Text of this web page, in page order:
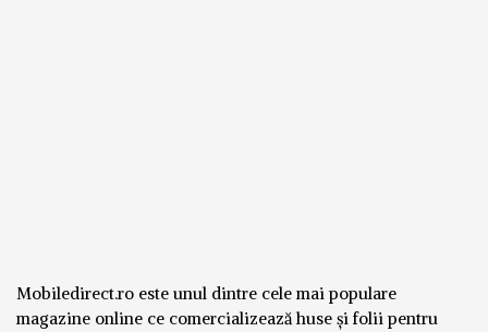
Mobiledirect.ro este unul dintre cele mai populare
magazine online ce comercializează huse și folii pentru